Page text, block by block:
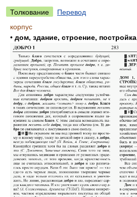
Толкование
Перевод
корпус
• дом, здание, строение,